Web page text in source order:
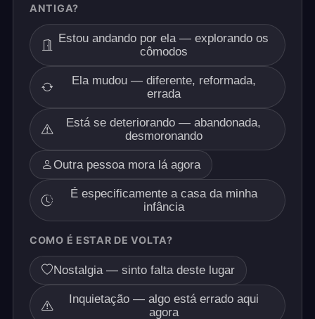
ANTIGA?
Estou andando por ela — explorando os
cômodos
Ela mudou — diferente, reformada,
errada
Está se deteriorando — abandonada,
desmoronando
Outra pessoa mora lá agora
É especificamente a casa da minha
infância
COMO É ESTAR DE VOLTA?
Nostalgia — sinto falta deste lugar
Inquietação — algo está errado aqui
agora